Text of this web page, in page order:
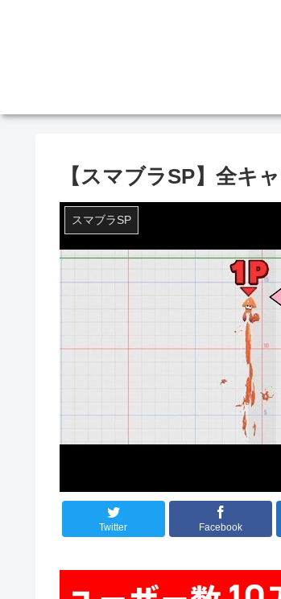
【スマブラSP】全キ
スマブラSP
Twitter Facebook